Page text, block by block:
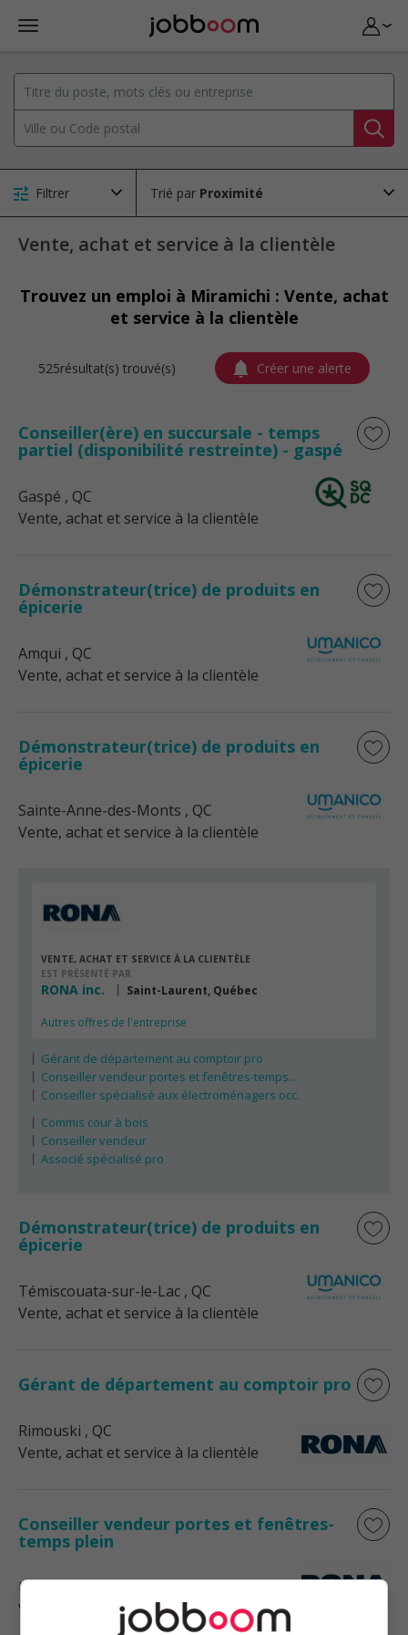
Filtrer Trié par
Vente, achat et service à la clientèle
Trouvez un emploi à Miramichi : Vente, achat
et service à la clientèle
525résultat(s) trouvé(s) Créer une alerte
Conseiller(ère) en succursale - temps
partiel (disponibilité restreinte) - gaspé
Gaspé , QC
Vente, achat et service à la clientèle
Démonstrateur(trice) de produits en
épicerie
Amqui , QC
Vente, achat et service à la clientèle
Démonstrateur(trice) de produits en
épicerie
Sainte-Anne-des-Monts , QC
Vente, achat et service à la clientèle
VENTE, ACHAT ET SERVICE À LA CLIENTÈLE
EST PRÉSENTÉ PAR
RONA inc. Saint-Laurent, Québec
Autres offres de l'entreprise
Gérant de département au comptoir pro
Conseiller vendeur portes et fenêtres-temps...
Conseiller spécialisé aux électroménagers occ.
Commis cour à bois
Conseiller vendeur
Associé spécialisé pro
Démonstrateur(trice) de produits en
épicerie
Témiscouata-sur-le-Lac , QC
Vente, achat et service à la clientèle
Gérant de département au comptoir pro
Rimouski , QC
Vente, achat et service à la clientèle
Conseiller vendeur portes et fenêtres-
temps plein
Rimouski
Vente, achat et service à la clientèle